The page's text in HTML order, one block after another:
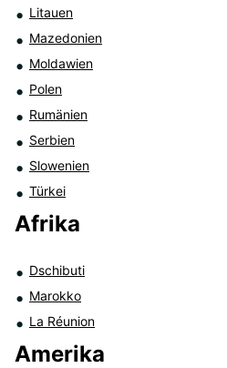
Litauen
Mazedonien
Moldawien
Polen
Rumänien
Serbien
Slowenien
Türkei
Afrika
Dschibuti
Marokko
La Réunion
Amerika